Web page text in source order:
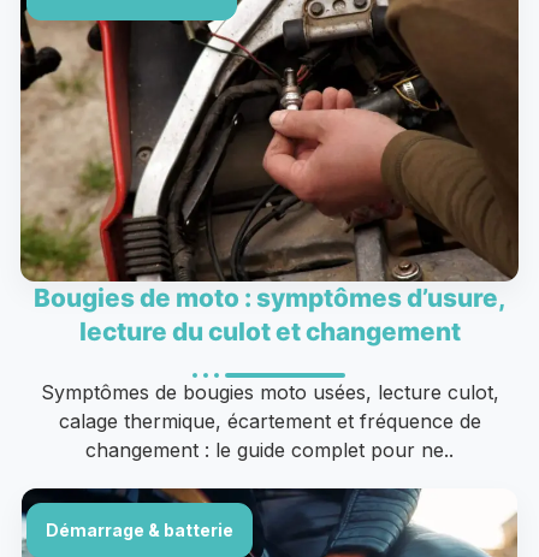
Bougies de moto : symptômes d’usure,
lecture du culot et changement
Symptômes de bougies moto usées, lecture culot,
calage thermique, écartement et fréquence de
changement : le guide complet pour ne..
Démarrage & batterie